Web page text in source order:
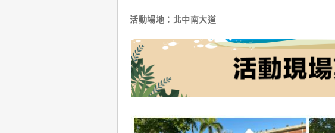
活動場地：北中南大道